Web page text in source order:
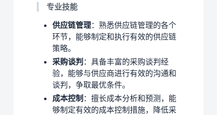
专业技能
供应链管理：熟悉供应链管理的各个
环节，能够制定和执行有效的供应链
策略。
采购谈判 ：具备丰富的采购谈判经
验，能够与供应商进行有效的沟通和
谈判，争取最优条件。
成本控制 ：擅长成本分析和预测，能
够制定有效的成本控制措施，降低采